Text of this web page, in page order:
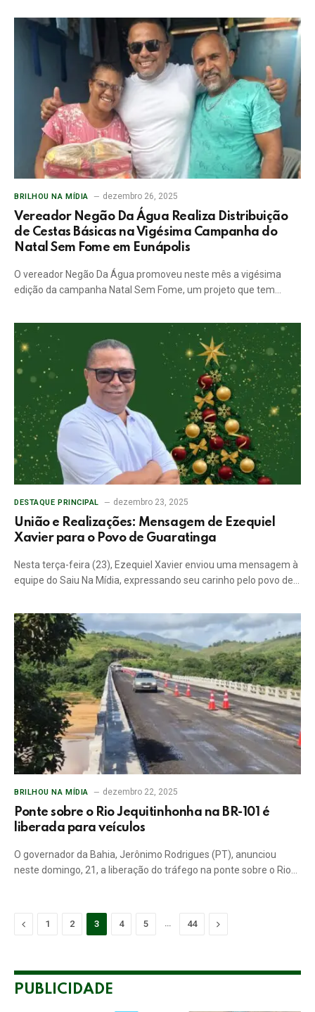
BRILHOU NA MÍDIA dezembro 26, 2025
Vereador Negão Da Água Realiza Distribuição
de Cestas Básicas na Vigésima Campanha do
Natal Sem Fome em Eunápolis
O vereador Negão Da Água promoveu neste mês a vigésima
edição da campanha Natal Sem Fome, um projeto que tem…
DESTAQUE PRINCIPAL dezembro 23, 2025
União e Realizações: Mensagem de Ezequiel
Xavier para o Povo de Guaratinga
Nesta terça-feira (23), Ezequiel Xavier enviou uma mensagem à
equipe do Saiu Na Mídia, expressando seu carinho pelo povo de…
BRILHOU NA MÍDIA dezembro 22, 2025
Ponte sobre o Rio Jequitinhonha na BR-101 é
liberada para veículos
O governador da Bahia, Jerônimo Rodrigues (PT), anunciou
neste domingo, 21, a liberação do tráfego na ponte sobre o Rio…
Previous
1 2 3 4 5 … 44 Next
PUBLICIDADE